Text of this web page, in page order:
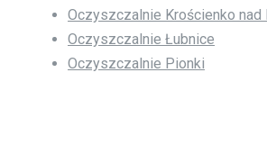
Oczyszczalnie Krościenko nad
Oczyszczalnie Łubnice
Oczyszczalnie Pionki